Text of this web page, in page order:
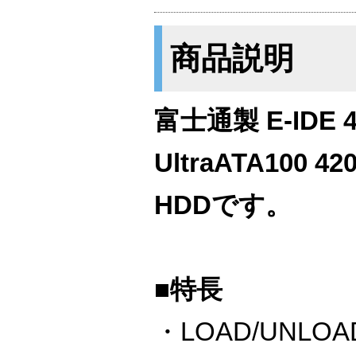
商品説明
富士通製 E-IDE
UltraATA100
HDDです。
■特長
・LOAD/